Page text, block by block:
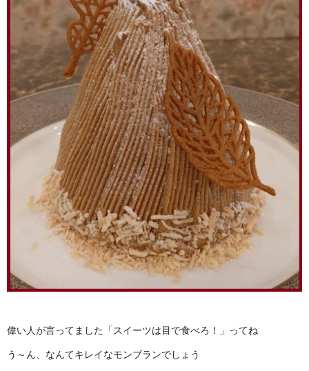
偉い人が言ってました「スイーツは目で食べろ！」ってね
う～ん、なんてキレイなモンブランでしょう